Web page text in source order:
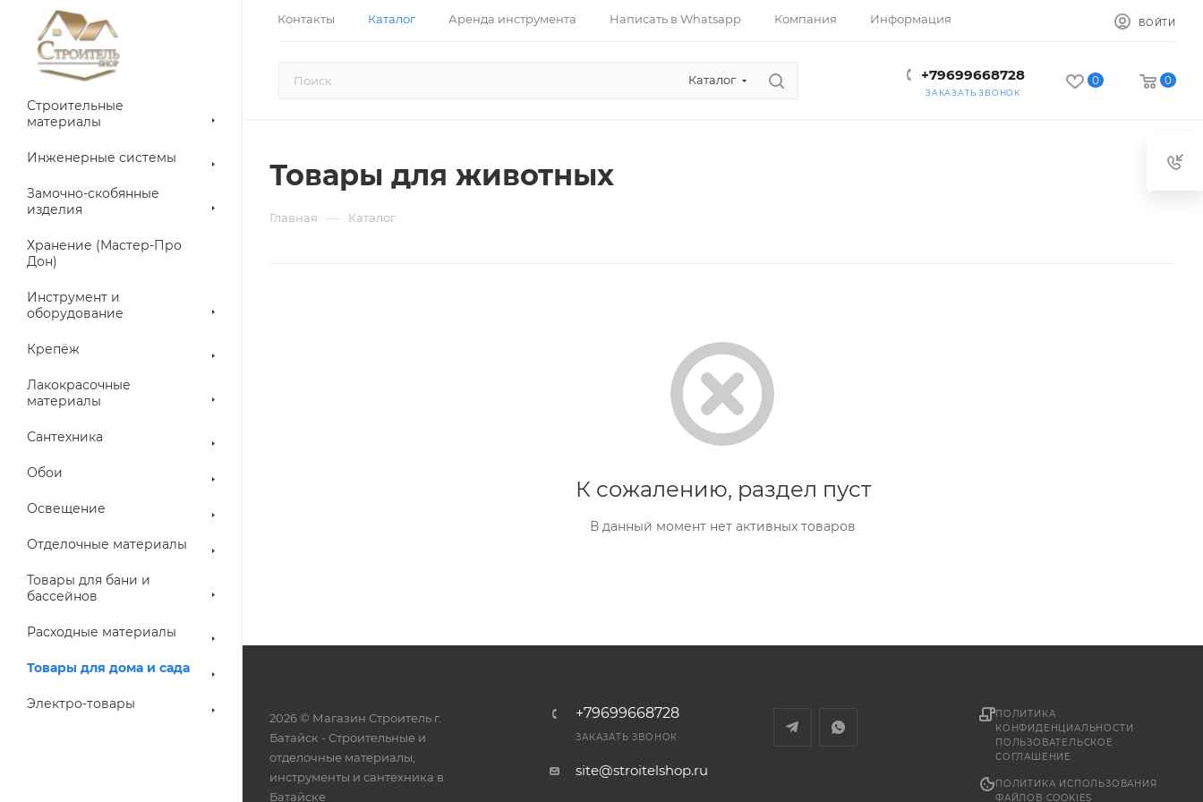
Контакты Каталог Аренда инструмента Написать в Whatsapp Компания Информация ВОЙТИ
Каталог +79699668728
ЗАКАЗАТЬ ЗВОНОК
0 0
Строительные
материалы
Инженерные системы
Замочно-скобянные
изделия
Хранение (Мастер-Про
Дон)
Инструмент и
оборудование
Крепёж
Лакокрасочные
материалы
Сантехника
Обои
Освещение
Отделочные материалы
Товары для бани и
бассейнов
Расходные материалы
Товары для дома и сада
Электро-товары
Товары для животных
Главная — Каталог
К сожалению, раздел пуст
В данный момент нет активных товаров
2026 © Магазин Строитель г.
Батайск - Cтроительные и
отделочные материалы,
инструменты и сантехника в
Батайске
+79699668728
ЗАКАЗАТЬ ЗВОНОК
site@stroitelshop.ru
ПОЛИТИКА
КОНФИДЕНЦИАЛЬНОСТИ
ПОЛЬЗОВАТЕЛЬСКОЕ
СОГЛАШЕНИЕ
ПОЛИТИКА ИСПОЛЬЗОВАНИЯ
ФАЙЛОВ COOKIES